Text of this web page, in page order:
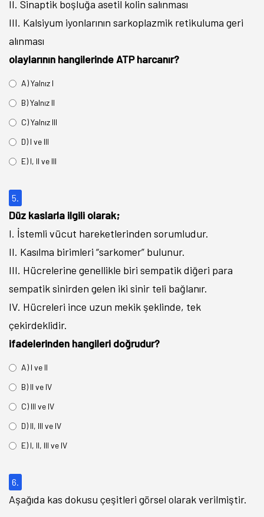
II. Sinaptik boşluğa asetil kolin salınması
III. Kalsiyum iyonlarının sarkoplazmik retikuluma geri
alınması
olaylarının hangilerinde ATP harcanır?
A) Yalnız I
B) Yalnız II
C) Yalnız III
D) I ve III
E) I, II ve III
5.
Düz kaslarla ilgili olarak;
I. İstemli vücut hareketlerinden sorumludur.
II. Kasılma birimleri “sarkomer” bulunur.
III. Hücrelerine genellikle biri sempatik diğeri para
sempatik sinirden gelen iki sinir teli bağlanır.
IV. Hücreleri ince uzun mekik şeklinde, tek
çekirdeklidir.
ifadelerinden hangileri doğrudur?
A) I ve II
B) II ve IV
C) III ve IV
D) II, III ve IV
E) I, II, III ve IV
6.
Aşağıda kas dokusu çeşitleri görsel olarak verilmiştir.